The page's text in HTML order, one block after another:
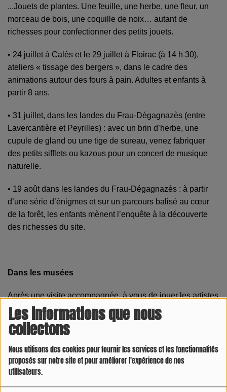
Les informations que nous
collectons
Nous utilisons des cookies pour fournir les services et les fonctionnalités
proposés sur notre site et pour améliorer l'expérience de nos
utilisateurs.
...Jouets de plantes. Une feuille, une herbe, une fleur, un
morceau de bois, une coquille de noix… autant de
richesses pour confectionner des petits jouets.
• 24 juillet à Calès et le 29 juillet à Floirac (à 14 h 30),
ateliers « tissage des bergers », dans le cadre des
animations autour des fours à pain. Adultes et enfants à
partir 8 ans.
• 31 juillet, dans les landes du Frau-Dégagnazès (entre
Lavercantière et Peyrilles) : avec un brin d’herbe, une
cupule de gland ou une tige de sureau, venez fabriquer
des petits sifflets ou kazous pour un concert de musique
naturelle.
• 19 août dans les landes du Frau-Dégagnazès : à partir
d’une série d’énigmes et sur un parcours balisé au cœur
de la forêt, les enfants mènent l’enquête à la découverte
des richesses du site.
Dans les musées
Après une visite accompagnée, à vous de jouer les artistes
!
Au musée Zadkine (Les Arques), les vendredis à 15
heures :
• peinture sur plexi, 17 juillet – à partir de 6 ans
• peinture sur coquillages, 7 août – à partir de 6 ans